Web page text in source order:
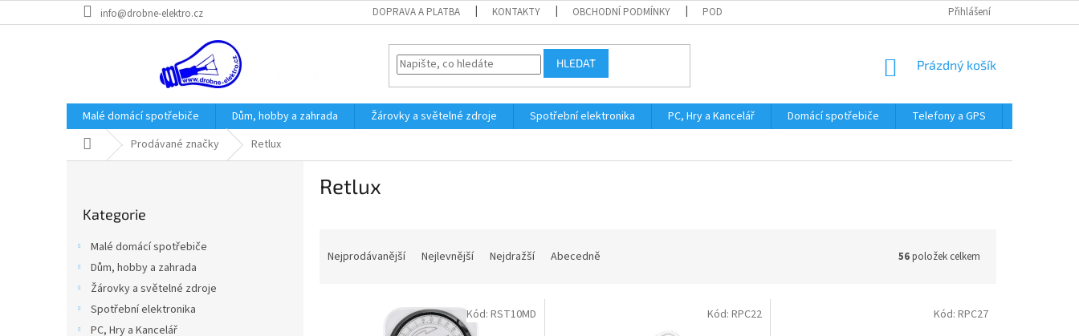
na
info@drobne-elektro.cz DOPRAVA A PLATBA KONTAKTY OBCHODNÍ PODMÍNKY PODMÍNKY OCHRANY OSOBNÍCH ÚDAJŮ Přihlášení
HLEDAT
NÁKUPNÍ
Prázdný košík
Malé domácí spotřebiče Dům, hobby a zahrada Žárovky a světelné zdroje Spotřební elektronika PC, Hry a Kancelář Domácí spotřebiče Telefony a GPS
Domů Prodávané značky Retlux
kategorie
Kategorie
Malé domácí spotřebiče
Dům, hobby a zahrada
Žárovky a světelné zdroje
Spotřební elektronika
PC, Hry a Kancelář
Retlux
Nejprodávanější Nejlevnější Nejdražší Abecedně 56položek celkem
Kód: RST10MD Kód: RPC22 Kód: RPC27